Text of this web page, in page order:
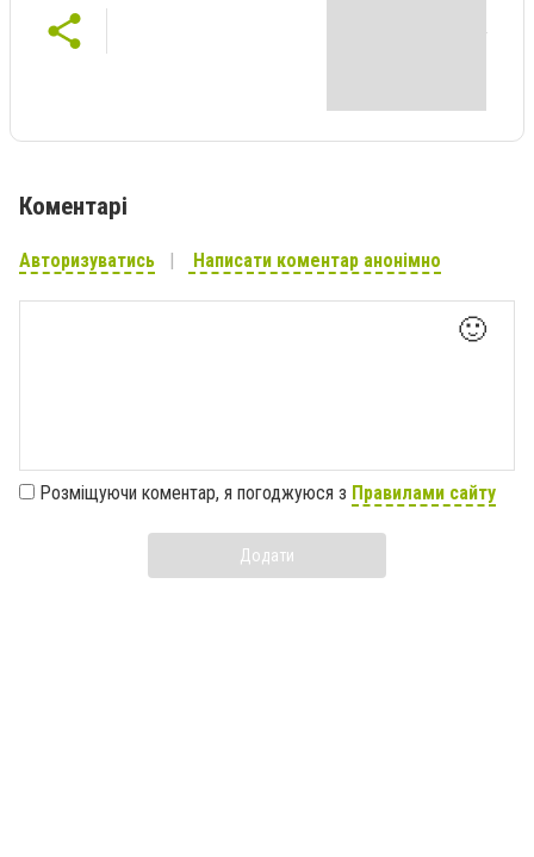
Коментарі
Авторизуватись Написати коментар анонімно
🙂
Розміщуючи коментар, я погоджуюся з Правилами сайту
Додати